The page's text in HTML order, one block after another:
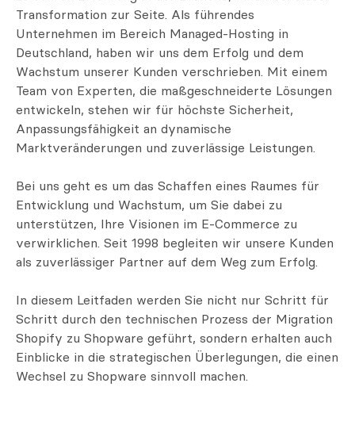
Transformation zur Seite. Als führendes
Unternehmen im Bereich Managed-Hosting in
Deutschland, haben wir uns dem Erfolg und dem
Wachstum unserer Kunden verschrieben. Mit einem
Team von Experten, die maßgeschneiderte Lösungen
entwickeln, stehen wir für höchste Sicherheit,
Anpassungsfähigkeit an dynamische
Marktveränderungen und zuverlässige Leistungen.
Bei uns geht es um das Schaffen eines Raumes für
Entwicklung und Wachstum, um Sie dabei zu
unterstützen, Ihre Visionen im E-Commerce zu
verwirklichen. Seit 1998 begleiten wir unsere Kunden
als zuverlässiger Partner auf dem Weg zum Erfolg.
In diesem Leitfaden werden Sie nicht nur Schritt für
Schritt durch den technischen Prozess der Migration
Shopify zu Shopware geführt, sondern erhalten auch
Einblicke in die strategischen Überlegungen, die einen
Wechsel zu Shopware sinnvoll machen.